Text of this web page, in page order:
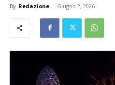
By Redazione - Giugno 2, 2026